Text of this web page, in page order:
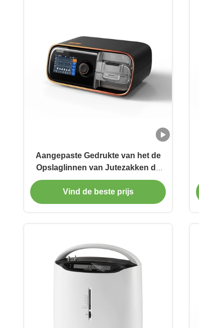
Aangepaste Gedrukte van het de
Opslaglinnen van Jutezakken de
Jutezakken van Drawstring
Vind de beste prijs